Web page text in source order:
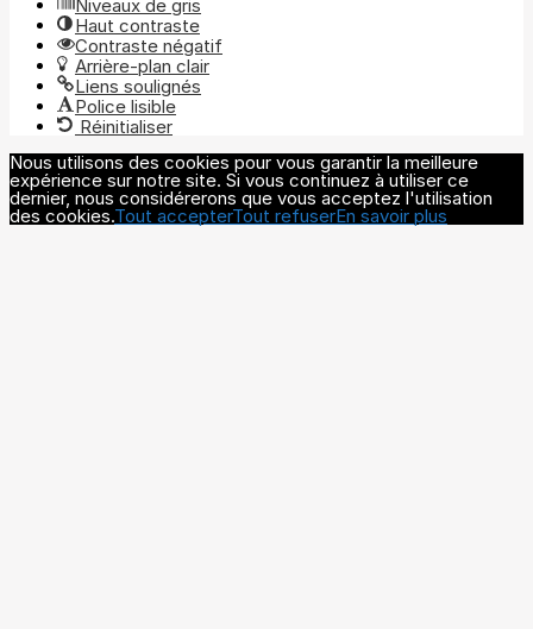
Niveaux de gris
Haut contraste
Contraste négatif
Arrière-plan clair
Liens soulignés
Police lisible
Réinitialiser
Nous utilisons des cookies pour vous garantir la meilleure
expérience sur notre site. Si vous continuez à utiliser ce
dernier, nous considérerons que vous acceptez l'utilisation
des cookies.Tout accepterTout refuserEn savoir plus